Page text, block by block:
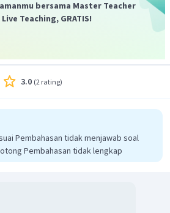
bahaya yang berasal dari
bersama Master Teacher
Teaching, GRATIS!
3.0 (2 rating)
Pembahasan tidak menjawab soal
Pembahasan tidak lengkap